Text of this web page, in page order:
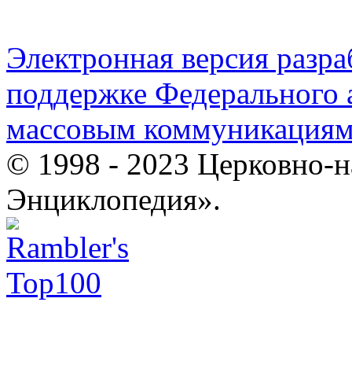
Электронная версия
поддержке Федерального
массовым
© 1998 - 2023 Церковно-
Энциклопедия».